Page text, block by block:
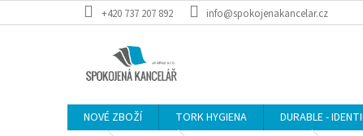
na
+420 737 207 892 info@spokojenakancelar.cz
NOVÉ ZBOŽÍ TORK HYGIENA DURABLE -